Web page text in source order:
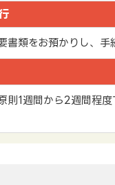
書類をお預かりし、手
則1週間から2週間程度